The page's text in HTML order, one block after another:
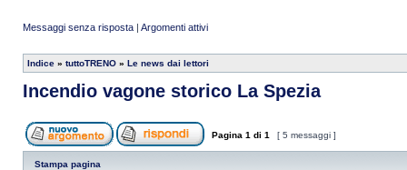
Messaggi senza risposta | Argomenti attivi
Indice » tuttoTRENO » Le news dai lettori
Incendio vagone storico La Spezia
Pagina 1 di 1 [ 5 messaggi ]
Stampa pagina